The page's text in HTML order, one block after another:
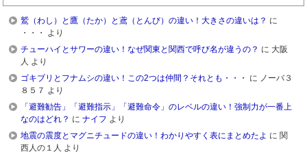
鷲（わし）と鷹（たか）と鳶（とんび）の違い！大きさの違いは？ に
・・・
より
チューハイとサワーの違い！なぜ関東と関西で呼び名が違うの？ に 大阪
人 より
ゴキブリとフナムシの違い！この2つは仲間？それとも・・・
に ノーバ３
８５７ より
「避難勧告」「避難指示」「避難命令」のレベルの違い！強制力が一番上
なのはどれ？ にナイフ より
地震の震度とマグニチュードの違い！わかりやすく表にまとめたよ に 関
西人の１人 より